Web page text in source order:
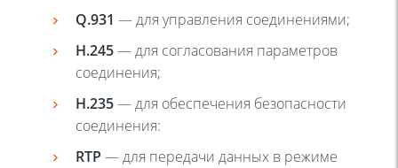
Q.931 — для управления соединениями;
H.245— для согласования параметров
соединения;
H.235— для обеспечения безопасности
соединения:
RTP — для передачи данных в режиме